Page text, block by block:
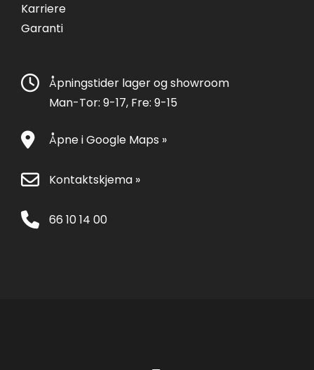
Karriere
Garanti
Åpningstider lager og showroom
Man-Tor: 9-17, Fre: 9-15
Åpne i Google Maps »
Kontaktskjema »
66 10 14 00